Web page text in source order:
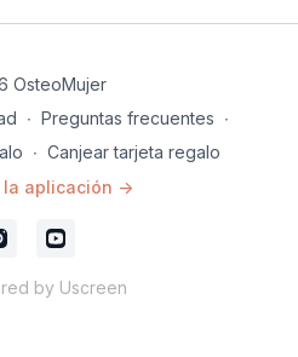
OsteoMujer
∙ Preguntas frecuentes ∙
∙ Canjear tarjeta regalo
la aplicación ->
by Uscreen